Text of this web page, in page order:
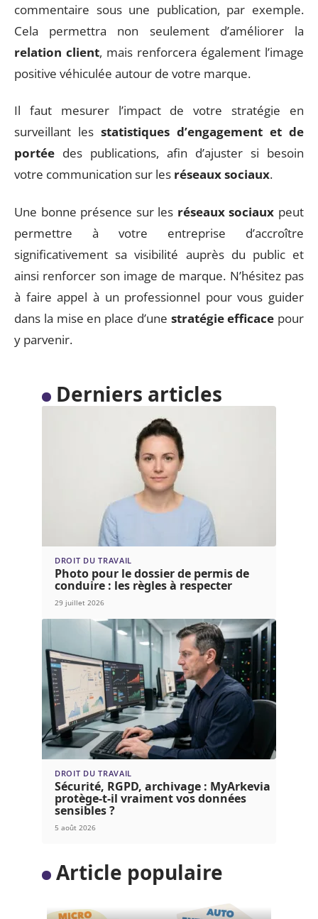
commentaire sous une publication, par exemple.
Cela permettra non seulement d’améliorer la
relation client, mais renforcera également l’image
positive véhiculée autour de votre marque.
Il faut mesurer l’impact de votre stratégie en
surveillant les statistiques d’engagement et de
portée des publications, afin d’ajuster si besoin
votre communication sur les réseaux sociaux.
Une bonne présence sur les réseaux sociaux peut
permettre à votre entreprise d’accroître
significativement sa visibilité auprès du public et
ainsi renforcer son image de marque. N’hésitez pas
à faire appel à un professionnel pour vous guider
dans la mise en place d’une stratégie efficace pour
y parvenir.
Derniers articles
DROIT DU TRAVAIL
Photo pour le dossier de permis de
conduire : les règles à respecter
29 juillet 2026
DROIT DU TRAVAIL
Sécurité, RGPD, archivage : MyArkevia
protège-t-il vraiment vos données
sensibles ?
5 août 2026
Article populaire